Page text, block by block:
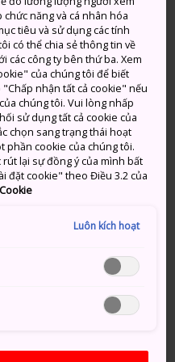
phủ và trung tâm giao
còn lại của Kyushu
Shinkansen đến ga
là nơi có sân bay lớn
Kagoshima, nơi kết nối
tế.
Núi Sakurajima
khu rừng đầu tiên ở
năng và cá nhân hóa
tiêu và sử dụng các tính
có thể chia sẻ thông tin về
các công ty bên thứ ba. Xem
của chúng tôi để biết
nhận tất cả cookie" nếu
chúng tôi. Vui lòng nhấp
sử dụng tất cả cookie của
chọn sang trạng thái hoạt
phần cookie của chúng tôi.
lại sự đồng ý của mình bất
đặt cookie" theo Điều 3.2 của
Luôn kích hoạt